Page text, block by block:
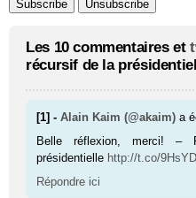
Les 10 commentaires et
récursif de la
[1] -Alain Kaim (@akaim) a
Belle réflexion, merci! –
présidentielle http://t.co/
Répondre ici